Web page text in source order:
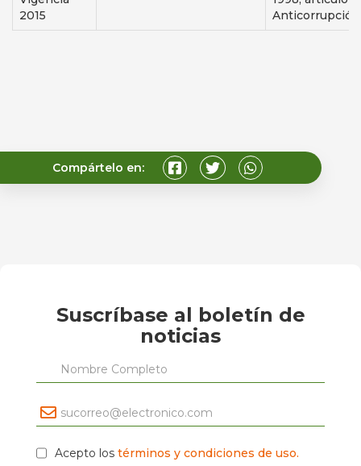
2015
Compártelo en:
Suscríbase al boletín de
noticias
Acepto los términos y condiciones de uso.